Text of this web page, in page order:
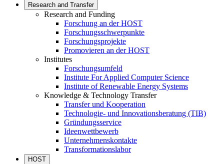
Research and Transfer
Research and Funding
Forschung an der HOST
Forschungsschwerpunkte
Forschungsprojekte
Promovieren an der HOST
Institutes
Forschungsumfeld
Institute For Applied Computer Science
Institute of Renewable Energy Systems
Knowledge & Technology Transfer
Transfer und Kooperation
Technologie- und Innovationsberatung (TIB)
Gründungsservice
Ideenwettbewerb
Unternehmenskontakte
Transformationslabor
HOST